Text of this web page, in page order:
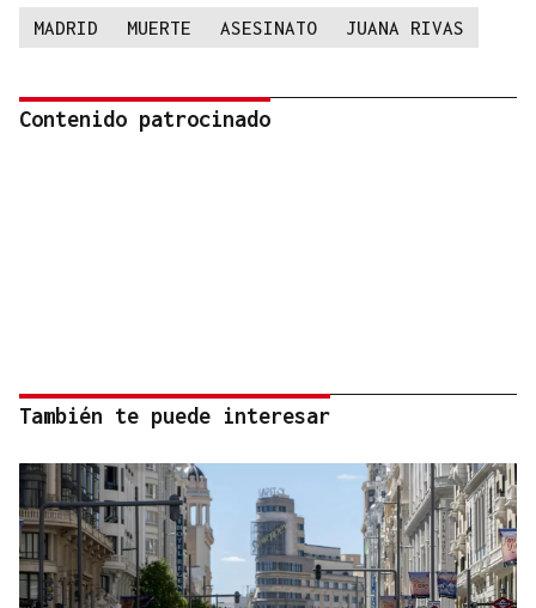
MADRID MUERTE ASESINATO JUANA RIVAS
Contenido patrocinado
También te puede interesar